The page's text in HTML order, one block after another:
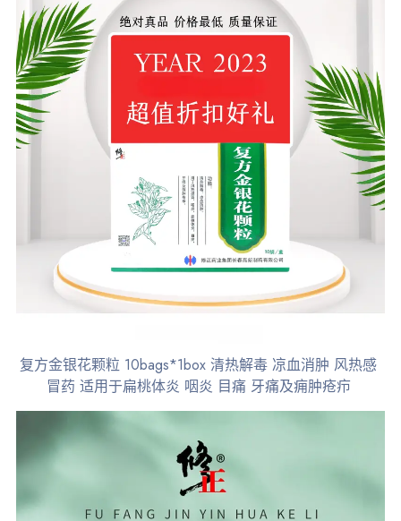
复方金银花颗粒 10bags*1box 清热解毒 凉血消肿 风热感
冒药 适用于扁桃体炎 咽炎 目痛 牙痛及痈肿疮疖